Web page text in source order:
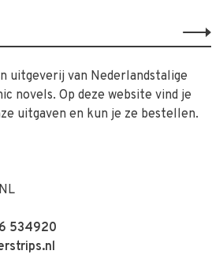
uitgeverij van Nederlandstalige
novels. Op deze website vind je
uitgaven en kun je ze bestellen.
534920